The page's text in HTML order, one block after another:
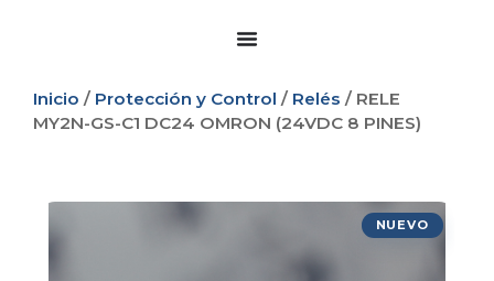
Inicio / Protección y Control / Relés / RELE
MY2N-GS-C1 DC24 OMRON (24VDC 8 PINES)